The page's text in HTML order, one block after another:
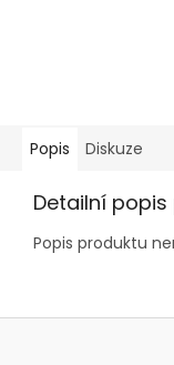
Popis Diskuze
Detailní
Popis produktu
Z